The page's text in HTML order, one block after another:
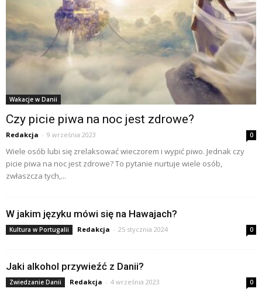
Wakacje w Danii
Czy picie piwa na noc jest zdrowe?
Redakcja - 9 września 2023 0
Wiele osób lubi się zrelaksować wieczorem i wypić piwo. Jednak czy
picie piwa na noc jest zdrowe? To pytanie nurtuje wiele osób,
zwłaszcza tych,...
W jakim języku mówi się na Hawajach?
Kultura w Portugalii Redakcja - 25 stycznia 2024 0
Jaki alkohol przywieźć z Danii?
Zwiedzanie Danii Redakcja - 4 września 2023 0